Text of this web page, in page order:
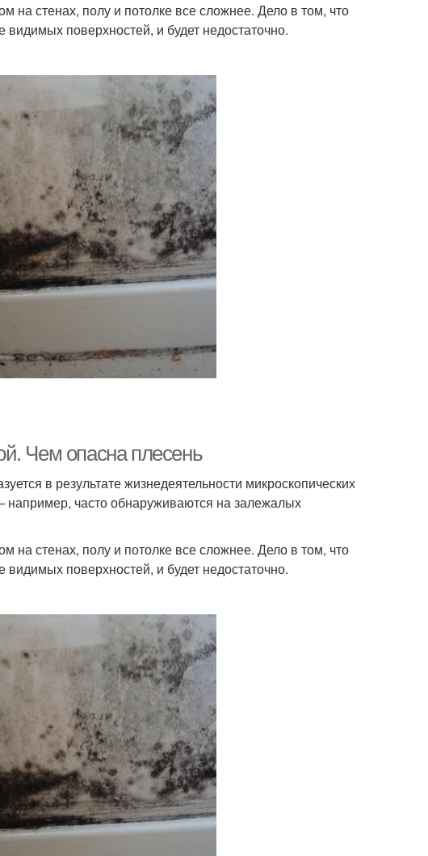
на стенах, полу и потолке все сложнее. Дело в том, что
видимых поверхностей, и будет недостаточно.
Чем опасна плесень
в результате жизнедеятельности микроскопических
часто обнаруживаются на залежалых
на стенах, полу и потолке все сложнее. Дело в том, что
видимых поверхностей, и будет недостаточно.